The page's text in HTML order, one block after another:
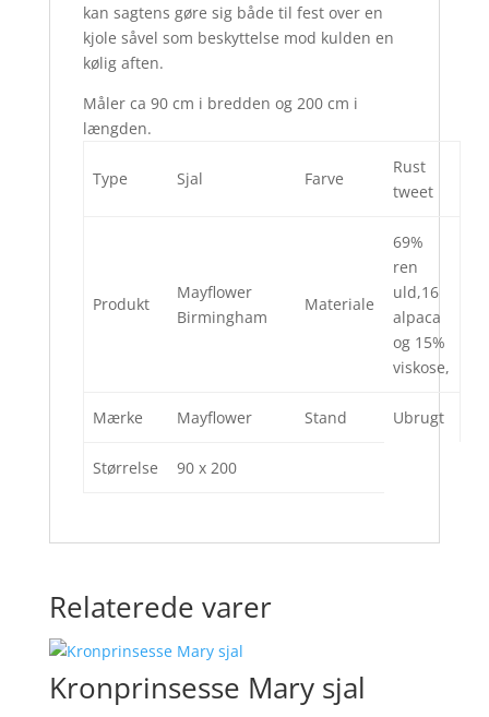
kan sagtens gøre sig både til fest over en
kjole såvel som beskyttelse mod kulden en
kølig aften.
Måler ca 90 cm i bredden og 200 cm i
længden.
Type Sjal Farve
Rust
tweet
Produkt
Mayflower
Birmingham
Materiale
69%
ren
uld,16
alpaca
og 15%
viskose,
Mærke Mayflower Stand Ubrugt
Størrelse 90 x 200
Relaterede varer
Kronprinsesse Mary sjal